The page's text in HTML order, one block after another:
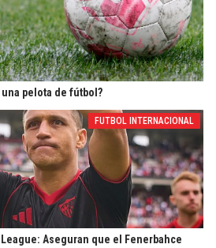
pelota de fútbol?
FUTBOL INTERNACIONAL
Aseguran que el Fenerbahce